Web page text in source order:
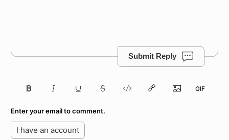
Submit Reply
Enter your email to comment.
I have an account